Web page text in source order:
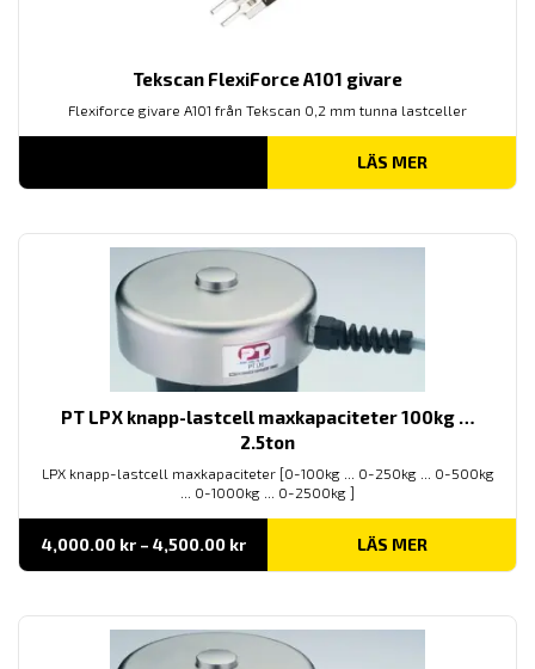
Tekscan FlexiForce A101 givare
Flexiforce givare A101 från Tekscan 0,2 mm tunna lastceller
LÄS MER
PT LPX knapp-lastcell maxkapaciteter 100kg …
2.5ton
LPX knapp-lastcell maxkapaciteter [0-100kg ... 0-250kg ... 0-500kg
... 0-1000kg ... 0-2500kg ]
4,000.00 kr – 4,500.00 krPrisintervall:
till
LÄS MER